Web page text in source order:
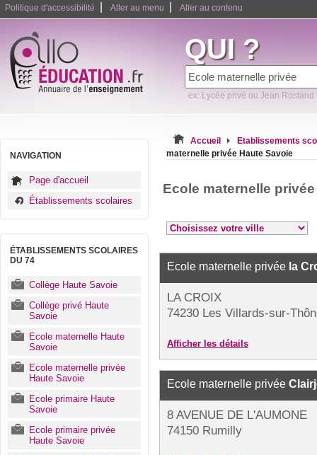
Politique d'accessibilité Aller au menu Aller au contenu
QUI ?
ex: Lycée privé ou Jean Rostand
NAVIGATION
Page d'accueil
Établissements scolaires
ÉTABLISSEMENTS SCOLAIRES
DU 74
Collège Haute Savoie
Collège privé Haute
Savoie
Ecole maternelle Haute
Savoie
Ecole maternelle privée
Haute Savoie
Ecole primaire Haute
Savoie
Ecole primaire privée
Haute Savoie
Accueil
Etablissements
maternelle privée Haute Savoie
Ecole maternelle
Ecole maternelle privée la
LA CROIX
74230 Les Villards-sur-
Afficher les détails
Ecole maternelle privée
8 AVENUE DE L'AUMONE
74150 Rumilly